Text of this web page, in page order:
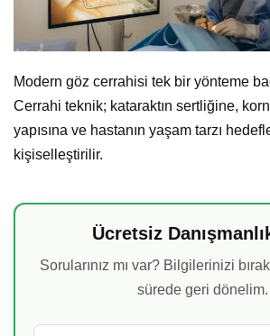
Modern göz cerrahisi tek bir yönteme
Cerrahi teknik; kataraktın sertliğine,
yapısına ve hastanın yaşam tarzı
kişiselleştirilir.
Ücretsiz
Sorularınız mı var? Bilgilerinizi
sürede geri dönelim.